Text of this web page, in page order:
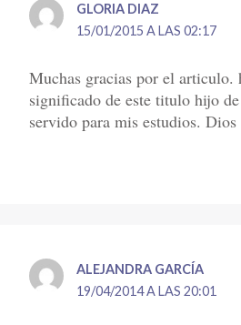
GLORIA DIAZ
15/01/2015 A LAS 02:17
Muchas gracias por el articulo.
significado de este titulo hijo
servido para mis estudios.
ALEJANDRA GARCÍA
19/04/2014 A LAS 20:01